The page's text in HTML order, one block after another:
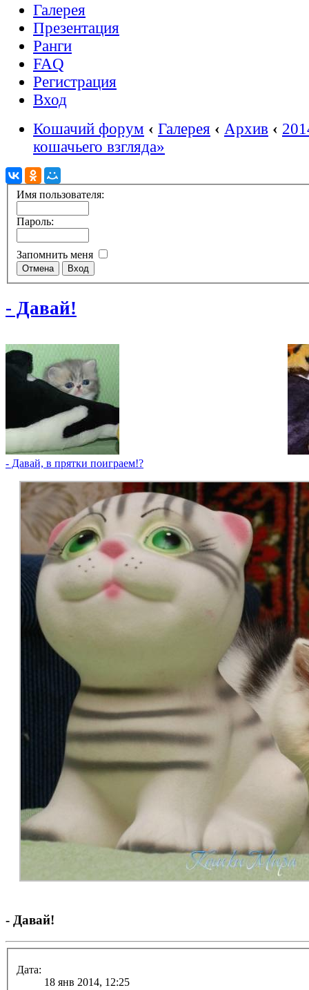
Галерея
Презентация
Ранги
FAQ
Регистрация
Вход
Кошачий форум ‹ Галерея ‹ Архив ‹
кошачьего взгляда»
Имя пользователя:
Пароль:
Запомнить меня
- Давай!
- Давай, в прятки поиграем!?
- Давай!
Дата:
18 янв 2014, 12:25